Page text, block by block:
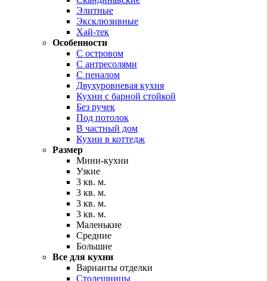
Элитные
Эксклюзивные
Хай-тек
Особенности
С островом
С антресолями
С пеналом
Двухуровневая кухня
Кухни с барной стойкой
Без ручек
Под потолок
В частный дом
Кухни в коттедж
Размер
Мини-кухни
Узкие
3 кв. м.
3 кв. м.
3 кв. м.
3 кв. м.
Маленькие
Средние
Большие
Все для кухни
Варианты отделки
Столешницы